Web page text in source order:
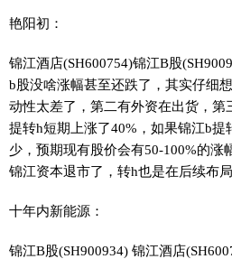
艳阳初：
锦江酒店(SH600754)锦江B股
b股没啥涨幅甚至还跌了，其实仔细
动性太差了，第二有外资在出货，第
提转h短期上涨了40%，如果锦江b
少，预期现有股价会有50-100%的涨
锦江资本退市了，转h也是在后续布局
十年内新能源：
锦江B股(SH900934) 锦江酒店